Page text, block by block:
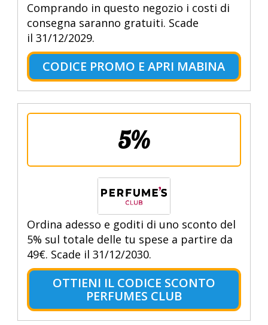
Comprando in questo negozio i costi di
consegna saranno gratuiti. Scade
il 31/12/2029.
CODICE PROMO E APRI MABINA
5%
Ordina adesso e goditi di uno sconto del
5% sul totale delle tu spese a partire da
49€. Scade il 31/12/2030.
OTTIENI IL CODICE SCONTO
PERFUMES CLUB